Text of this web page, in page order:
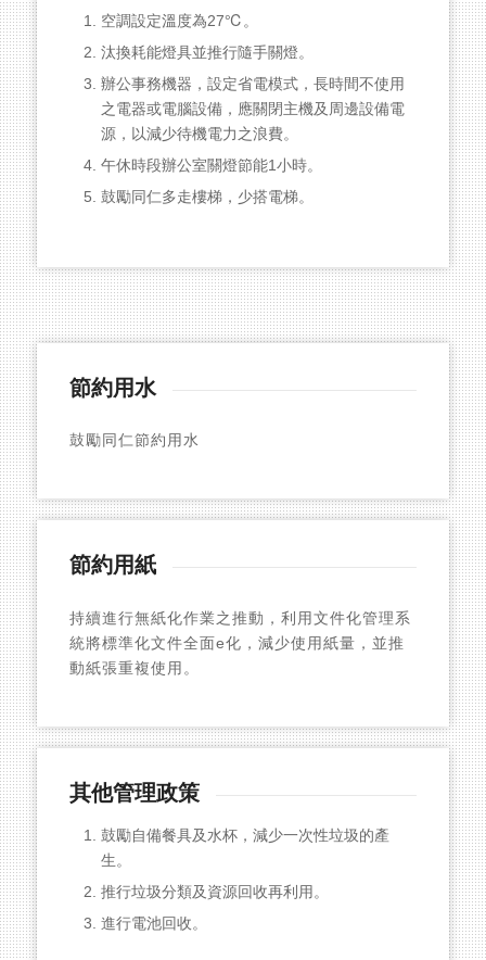
空調設定溫度為27℃。
汰換耗能燈具並推行隨手關燈。
辦公事務機器，設定省電模式，長時間不使用
之電器或電腦設備，應關閉主機及周邊設備電
源，以減少待機電力之浪費。
午休時段辦公室關燈節能1小時。
鼓勵同仁多走樓梯，少搭電梯。
節約用水
鼓勵同仁節約用水
節約用紙
持續進行無紙化作業之推動，利用文件化管理系
統將標準化文件全面e化，減少使用紙量，並推
動紙張重複使用。
其他管理政策
鼓勵自備餐具及水杯，減少一次性垃圾的產
生。
推行垃圾分類及資源回收再利用。
進行電池回收。